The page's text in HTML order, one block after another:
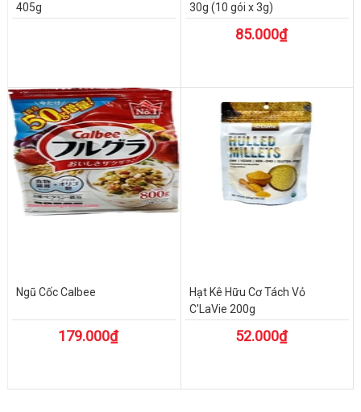
405g
30g (10 gói x 3g)
85.000₫
Ngũ Cốc Calbee
179.000₫
Hạt Kê Hữu Cơ Tách Vỏ
C'LaVie 200g
52.000₫